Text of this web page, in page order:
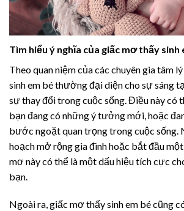
Tìm hiểu ý nghĩa của giấc mơ thấy sinh
Theo quan niệm của các chuyên gia tâm
sinh em bé thường đại diện cho sự sáng
sự thay đổi trong cuộc sống. Điều này có
bạn đang có những ý tưởng mới, hoặc
bước ngoặt quan trọng trong cuộc sống.
hoạch mở rộng gia đình hoặc bắt đầu
mơ này có thể là một dấu hiệu tích cực
bạn.
Ngoài ra, giấc mơ thấy sinh em bé cũng